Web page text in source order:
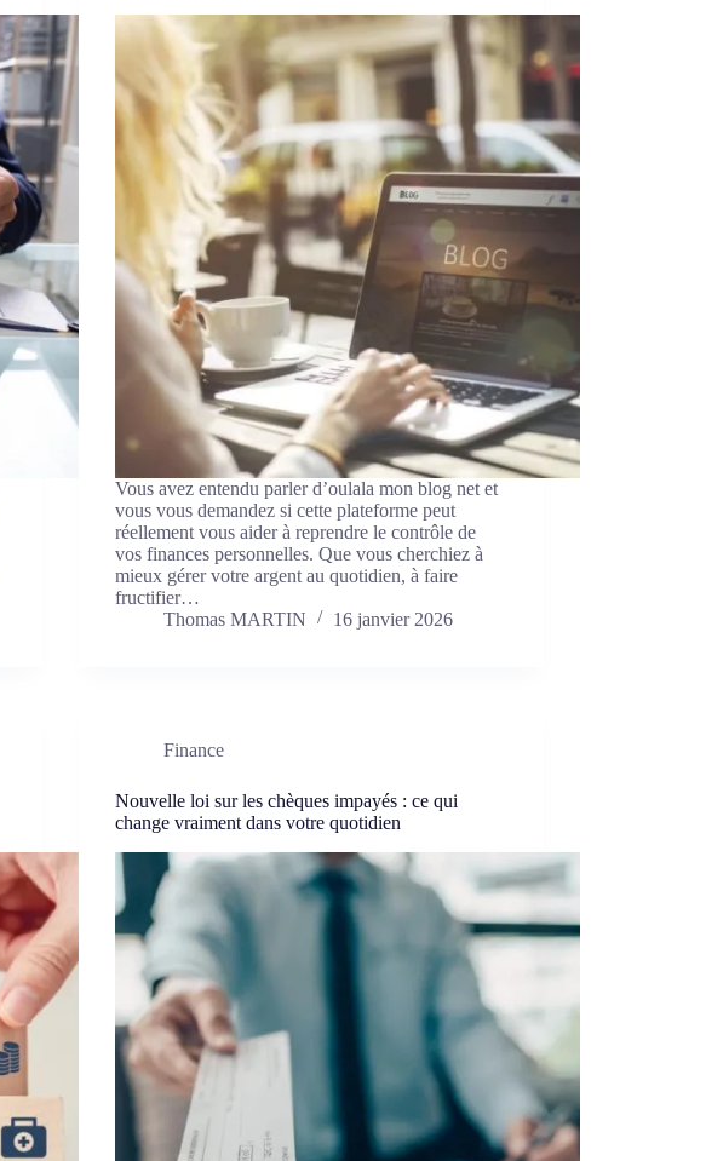
Vous avez entendu parler d’oulala mon blog net et
vous vous demandez si cette plateforme peut
réellement vous aider à reprendre le contrôle de
vos finances personnelles. Que vous cherchiez à
mieux gérer votre argent au quotidien, à faire
fructifier…
Thomas MARTIN
16 janvier 2026
Finance
Nouvelle loi sur les chèques impayés : ce qui
change vraiment dans votre quotidien